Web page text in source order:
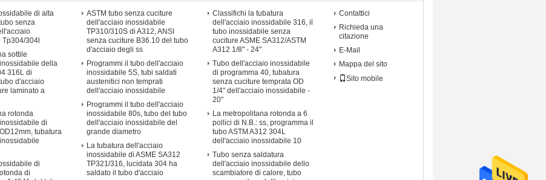
di alta
senza
304l
sottile
della
316L di
d'acciaio
laminato a
rotonda
di
tubatura
di
di
dell'acciaio inossidabile
ASTM tubo senza cuciture
dell'acciaio inossidabile
TP310/310S di A312, ANSI
senza cuciture B36.10 del tubo
d'acciaio degli ss
Programmi il tubo dell'acciaio
inossidabile 5S, tubi saldati
austenitici non temprati
dell'acciaio inossidabile
Programmi il tubo dell'acciaio
inossidabile 80s, tubo del tubo
dell'acciaio inossidabile del
grande diametro
La tubatura dell'acciaio
inossidabile di ASME SA312
TP321/316, lucidata 304 ha
saldato il tubo d'acciaio
dell&#39;acciaio inossidabile
Classifichi la tubatura
dell'acciaio inossidabile 316, il
tubo inossidabile senza
cuciture ASME SA312/ASTM
A312 1/8" - 24"
Tubo dell'acciaio inossidabile
di programma 40, tubatura
senza cuciture temprata OD
1/4" dell'acciaio inossidabile -
20"
La metropolitana rotonda a 6
pollici di N.B.: ss, programma il
tubo ASTM A312 304L
dell'acciaio inossidabile 10
Tubo senza saldatura
dell'acciaio inossidabile dello
scambiatore di calore, tubo
Contattici
Richieda una
citazione
E-Mail
Mappa del sito
Sito mobile